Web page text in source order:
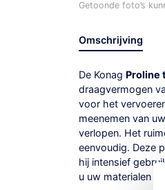
Getoonde foto’s
Omschrijving
De Konag Proline
draagvermogen
voor het
meenemen van
verlopen. Het
eenvoudig. Deze
hij intensief
u uw materialen